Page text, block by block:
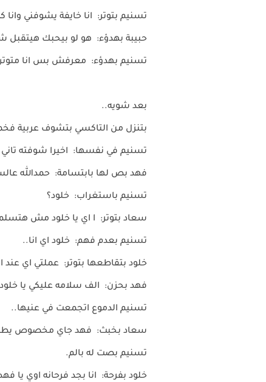
تسنيم بتوتر: انا خايفة يشوفني
حبيبة بهدؤء: هو لو بيحبك هيتقبل
تسنيم بهدؤء: معرفش بس انا
بعد شويه..
بتنزل من التاكسي بتشوف عربية
تسنيم في نفسها: اخيرا شوفته تاني
فهد بص لها بابتسامة: حمدالله
تسنيم باستغراب: خلود؟
سعاد بتوتر: ا اي يا خلود مش
تسنيم بعدم فهم: خلود اي انا..
خلود بتقاطعها بتوتر: عملتي اي عند
فهد بحزن: الف سلامه عليكي يا خلود
تسنيم الدموع اتجمعت في عنيها..
سعاد بخبث: فهد جاي مخصوص
تسنيم بصت له بالم.
خلود بفرحة: انا بجد فرحانه اوي